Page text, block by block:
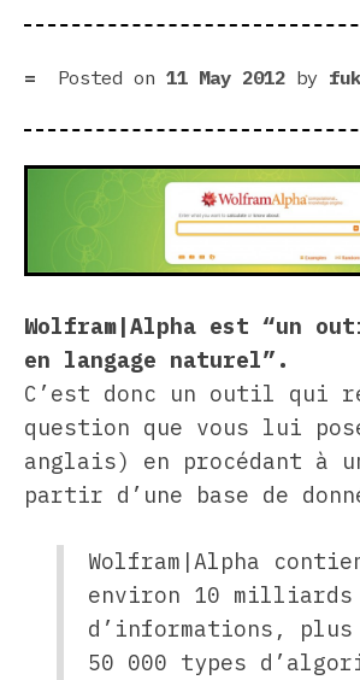
Posted on 11 May 2012 by
Wolfram|Alpha est “un
en langage naturel”.
C’est donc un outil qui
question que vous lui
anglais) en procédant à
partir d’une base de
Wolfram|Alpha
environ 10 milliards
d’informations, plus
50 000 types